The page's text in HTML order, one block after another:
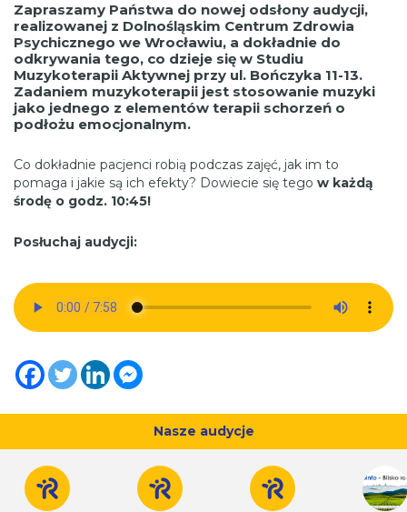
Zapraszamy Państwa do nowej odsłony audycji,
realizowanej z Dolnośląskim Centrum Zdrowia
Psychicznego we Wrocławiu, a dokładnie do
odkrywania tego, co dzieje się w Studiu
Muzykoterapii Aktywnej przy ul. Bończyka 11-13.
Zadaniem muzykoterapii jest stosowanie muzyki
jako jednego z elementów terapii schorzeń o
podłożu emocjonalnym.
Co dokładnie pacjenci robią podczas zajęć, jak im to
pomaga i jakie są ich efekty? Dowiecie się tego w każdą
środę o godz. 10:45!
Posłuchaj audycji:
Nasze audycje